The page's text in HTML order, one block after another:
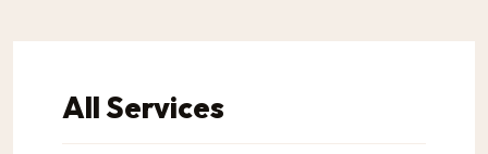
All Services